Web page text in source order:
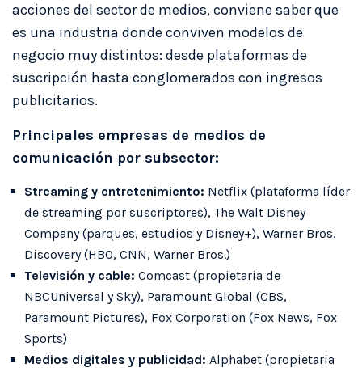
acciones del sector de medios, conviene saber que
es una industria donde conviven modelos de
negocio muy distintos: desde plataformas de
suscripción hasta conglomerados con ingresos
publicitarios.
Principales empresas de medios de
comunicación por subsector:
Streaming y entretenimiento: Netflix (plataforma líder
de streaming por suscriptores), The Walt Disney
Company (parques, estudios y Disney+), Warner Bros.
Discovery (HBO, CNN, Warner Bros.)
Televisión y cable: Comcast (propietaria de
NBCUniversal y Sky), Paramount Global (CBS,
Paramount Pictures), Fox Corporation (Fox News, Fox
Sports)
Medios digitales y publicidad: Alphabet (propietaria